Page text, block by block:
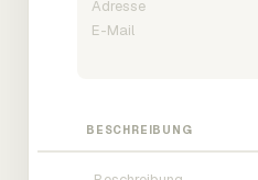
BESCHREIBUNG